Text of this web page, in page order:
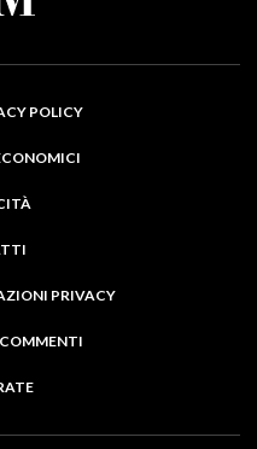
POLICY
PRIVACY